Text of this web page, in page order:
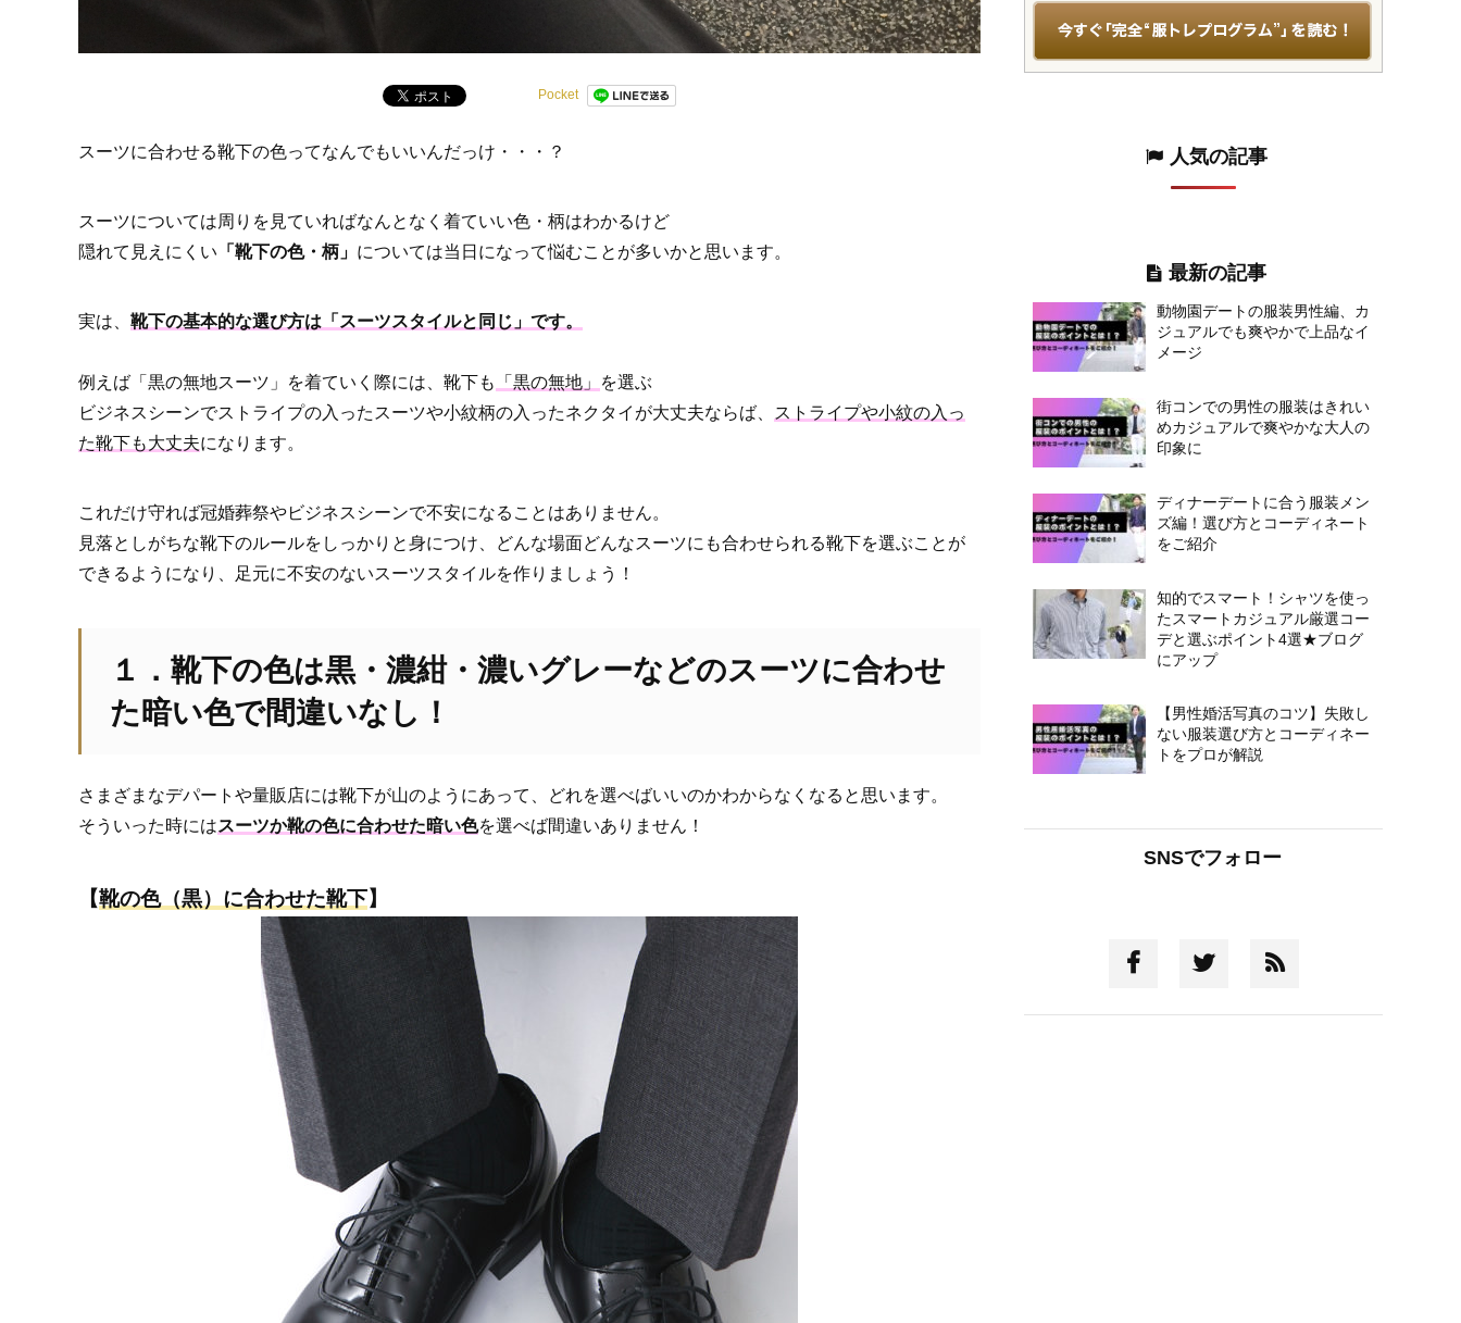
Pocket
スーツに合わせる靴下の色ってなんでもいいんだっけ・・・？
スーツについては周りを見ていればなんとなく着ていい色・柄はわかるけど
隠れて見えにくい 「靴下の色・柄」 については当日になって悩むことが多いかと思います。
実は、 靴下の基本的な選び方は「スーツスタイルと同じ」です。
例えば「黒の無地スーツ」を着ていく際には、靴下も 「黒の無地」
を選ぶ
ビジネスシーンでストライプの入ったスーツや小紋柄の入ったネクタイが大丈夫ならば、
ストライプや小紋の入っ
た靴下も大丈夫になります。
これだけ守れば冠婚葬祭やビジネスシーンで不安になることはありません。
見落としがちな靴下のルールをしっかりと身につけ、どんな場面どんなスーツにも合わせられる靴下を選ぶことが
できるようになり、足元に不安のないスーツスタイルを作りましょう！
１．靴下の色は黒・濃紺・濃いグレーなどのスーツに合わせ
た暗い色で間違いなし！
さまざまなデパートや量販店には靴下が山のようにあって、どれを選べばいいのかわからなくなると思います。
そういった時にはスーツか靴の色に合わせた暗い色を選べば間違いありません！
【靴の色（黒）に合わせた靴下】
人気の記事
最新の記事
動物園デートの服装男性編、カ
ジュアルでも爽やかで上品なイ
メージ
街コンでの男性の服装はきれい
めカジュアルで爽やかな大人の
印象に
ディナーデートに合う服装メン
ズ編！選び方とコーディネート
をご紹介
知的でスマート！シャツを使っ
たスマートカジュアル厳選コー
デと選ぶポイント4選★ブログ
にアップ
【男性婚活写真のコツ】失敗し
ない服装選び方とコーディネー
トをプロが解説
SNSでフォロー